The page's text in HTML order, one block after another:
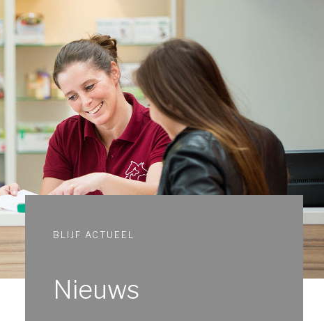
BLIJF ACTUEEL
Nieuws